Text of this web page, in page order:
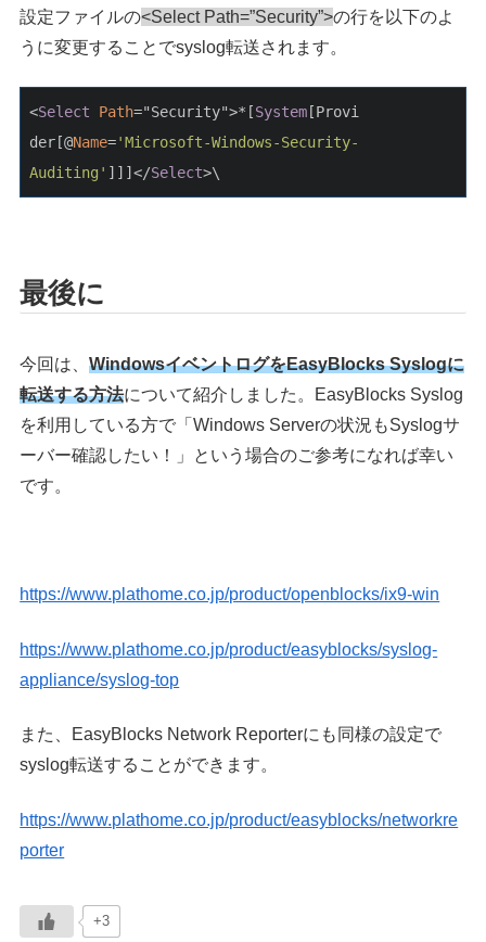
設定ファイルの<Select Path=”Security”>の行を以下のよ
うに変更することでsyslog転送されます。
<Select Path="Security">*[System [Provi
der[@Name='Microsoft-Windows-Security-
Auditing' ]]]</Select>\
最後に
今回は、WindowsイベントログをEasyBlocks Syslogに
転送する方法について紹介しました。EasyBlocks Syslog
を利用している方で「Windows Serverの状況もSyslogサ
ーバー確認したい！」という場合のご参考になれば幸い
です。
https://www.plathome.co.jp/product/openblocks/ix9-win
https://www.plathome.co.jp/product/easyblocks/syslog-
appliance/syslog-top
また、EasyBlocks Network Reporterにも同様の設定で
syslog転送することができます。
https://www.plathome.co.jp/product/easyblocks/networkre
porter
+3